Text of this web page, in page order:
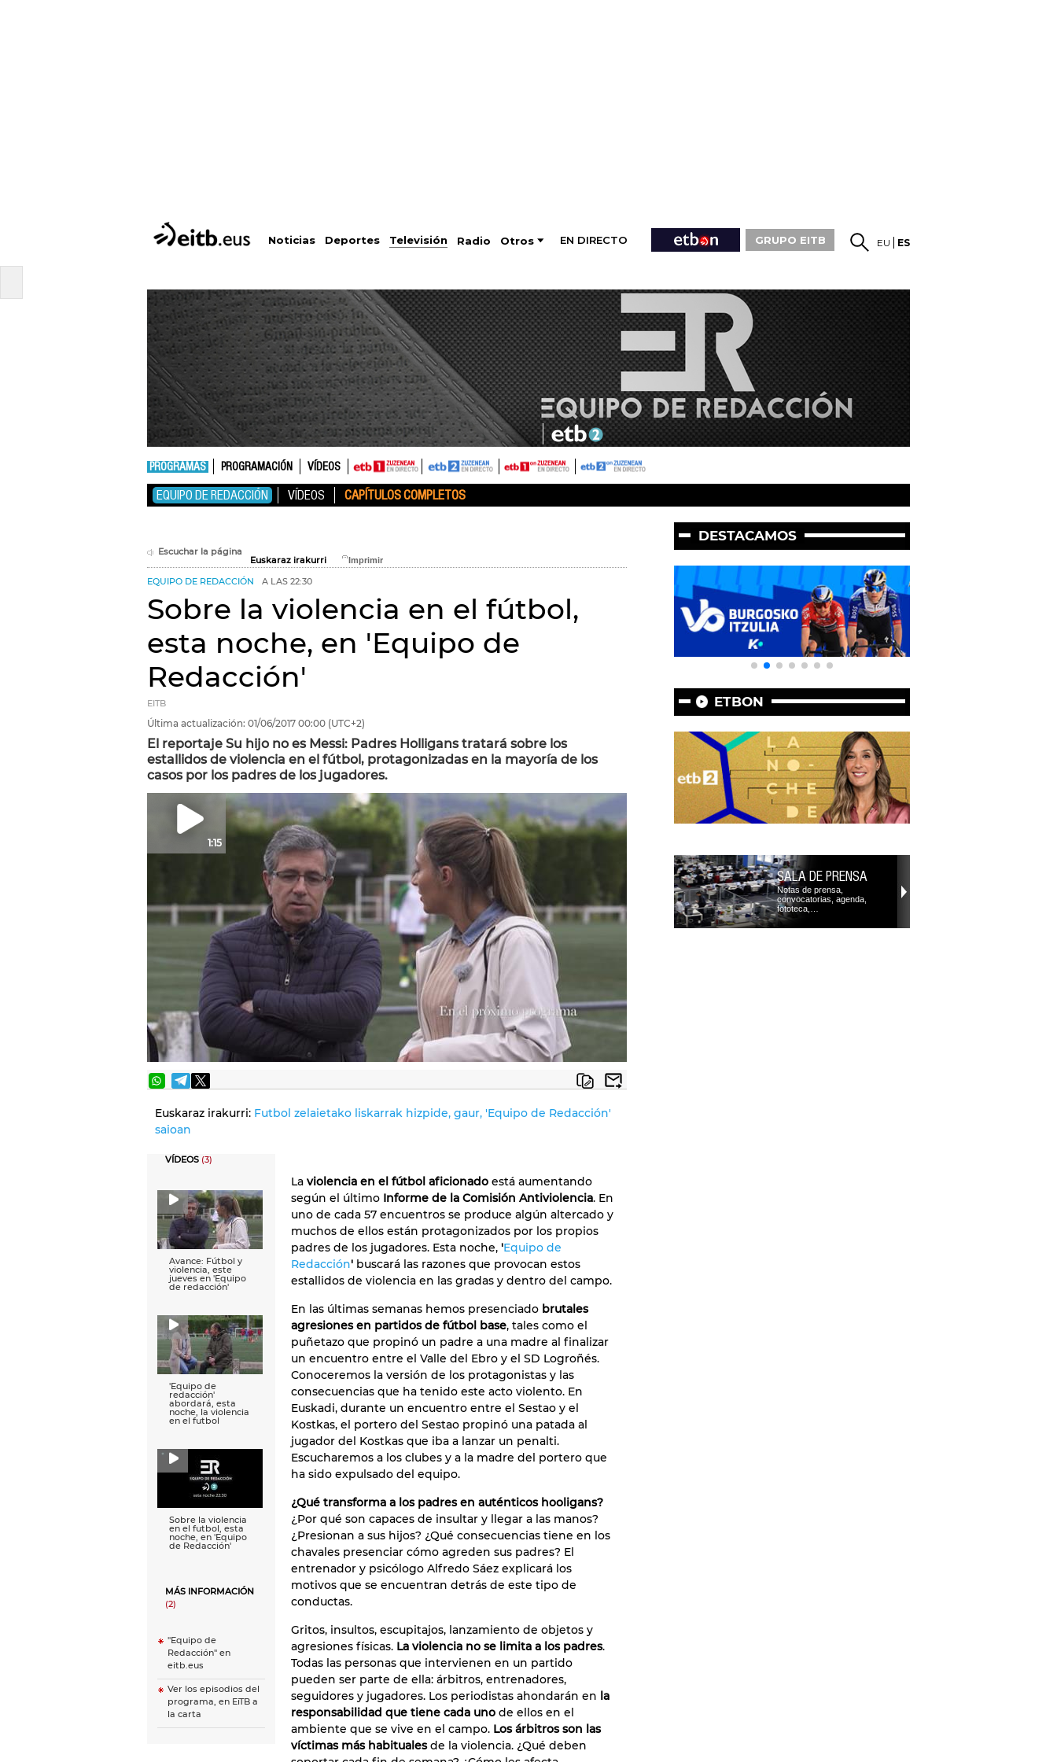
Noticias Deportes Televisión Radio Otros EN DIRECTO GRUPO EITB EU ES
PROGRAMAS PROGRAMACIÓN VÍDEOS
EQUIPO DE REDACCIÓN VÍDEOS CAPÍTULOS COMPLETOS
Escuchar la página
Euskaraz irakurri
EQUIPO DE REDACCIÓN A LAS 22:30
Sobre la violencia en el fútbol,
esta noche, en 'Equipo de
Redacción'
EITB
Última actualización: 01/06/2017 00:00 (UTC+2)
El reportaje Su hijo no es Messi: Padres Holligans tratará sobre los
estallidos de violencia en el fútbol, protagonizadas en la mayoría de los
casos por los padres de los jugadores.
1:15
Euskaraz irakurri: Futbol zelaietako liskarrak hizpide, gaur, 'Equipo de Redacción'
saioan
VÍDEOS (3)
Avance: Fútbol y
violencia, este
jueves en 'Equipo
de redacción'
'Equipo de
redacción'
abordará, esta
noche, la violencia
en el futbol
Sobre la violencia
en el futbol, esta
noche, en 'Equipo
de Redacción'
MÁS INFORMACIÓN
(2)
"Equipo de
Redacción" en
eitb.eus
Ver los episodios del
programa, en EiTB a
la carta
La violencia en el fútbol aficionado está aumentando
según el último Informe de la Comisión Antiviolencia. En
uno de cada 57 encuentros se produce algún altercado y
muchos de ellos están protagonizados por los propios
padres de los jugadores. Esta noche, 'Equipo de
Redacción' buscará las razones que provocan estos
estallidos de violencia en las gradas y dentro del campo.
En las últimas semanas hemos presenciado brutales
agresiones en partidos de fútbol base, tales como el
puñetazo que propinó un padre a una madre al finalizar
un encuentro entre el Valle del Ebro y el SD Logroñés.
Conoceremos la versión de los protagonistas y las
consecuencias que ha tenido este acto violento. En
Euskadi, durante un encuentro entre el Sestao y el
Kostkas, el portero del Sestao propinó una patada al
jugador del Kostkas que iba a lanzar un penalti.
Escucharemos a los clubes y a la madre del portero que
ha sido expulsado del equipo.
¿Qué transforma a los padres en auténticos hooligans?
¿Por qué son capaces de insultar y llegar a las manos?
¿Presionan a sus hijos? ¿Qué consecuencias tiene en los
chavales presenciar cómo agreden sus padres? El
entrenador y psicólogo Alfredo Sáez explicará los
motivos que se encuentran detrás de este tipo de
conductas.
Gritos, insultos, escupitajos, lanzamiento de objetos y
agresiones físicas. La violencia no se limita a los padres.
Todas las personas que intervienen en un partido
pueden ser parte de ella: árbitros, entrenadores,
seguidores y jugadores. Los periodistas ahondarán en la
responsabilidad que tiene cada uno de ellos en el
ambiente que se vive en el campo. Los árbitros son las
víctimas más habitualesde la violencia. ¿Qué deben
DESTACAMOS
ETBON
SALA DE PRENSA
Notas de prensa,
convocatorias, agenda,
fototeca,…